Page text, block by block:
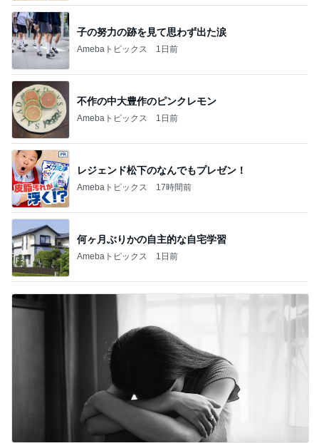
子の努力の跡を見て思わず出た涙
Amebaトピックス 1日前
不作の中大豊作のピンクレモン
Amebaトピックス 1日前
レジェンド松下のなんでもプレゼン！
Amebaトピックス 17時間前
何ヶ月ぶりかの自主的な自宅学習
Amebaトピックス 1日前